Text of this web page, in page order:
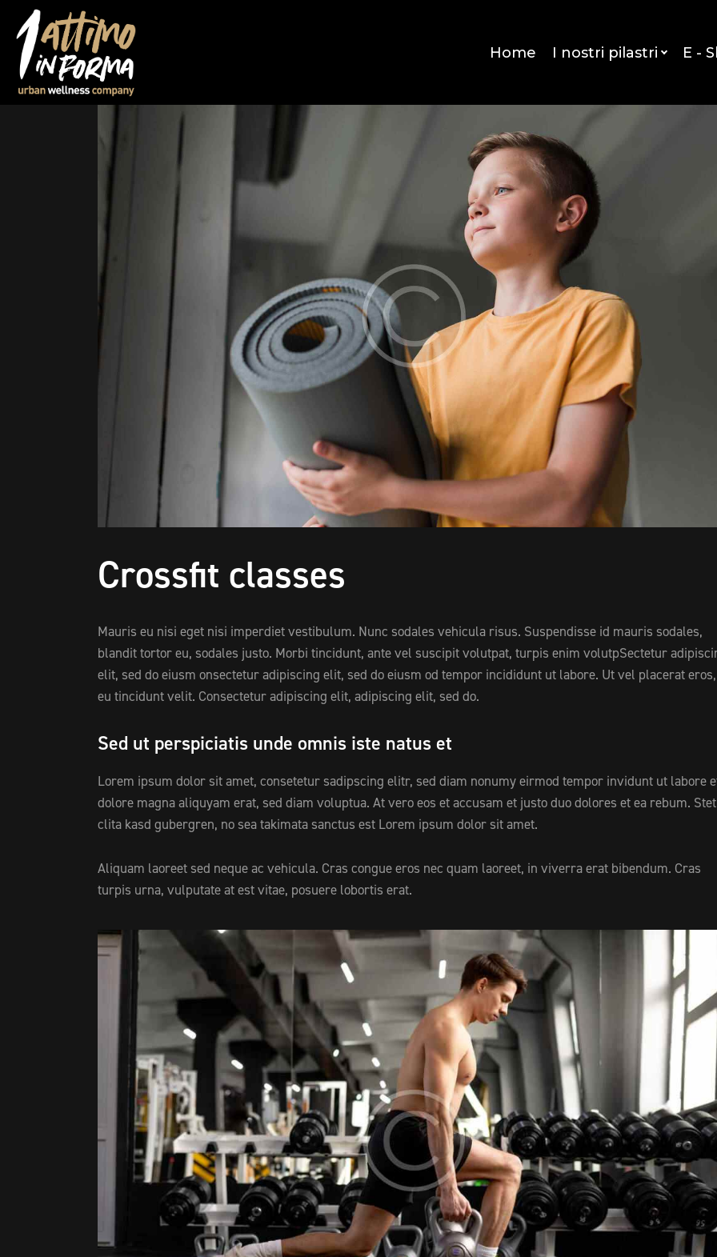
Home I nostri pilastri E -
Crossfit classes
Mauris eu nisi eget nisi imperdiet vestibulum. Nunc sodales vehicula risus. Suspendisse id mauris sodales,
blandit tortor eu, sodales justo. Morbi tincidunt, ante vel suscipit volutpat, turpis enim volutpSectetur
elit, sed do eiusm onsectetur adipiscing elit, sed do eiusm od tempor incididunt ut labore. Ut vel placerat eros,
eu tincidunt velit. Consectetur adipiscing elit, adipiscing elit, sed do.
Sed ut perspiciatis unde omnis iste natus et
Lorem ipsum dolor sit amet, consetetur sadipscing elitr, sed diam nonumy eirmod tempor invidunt ut labore
dolore magna aliquyam erat, sed diam voluptua. At vero eos et accusam et justo duo dolores et ea rebum. Stet
clita kasd gubergren, no sea takimata sanctus est Lorem ipsum dolor sit amet.
Aliquam laoreet sed neque ac vehicula. Cras congue eros nec quam laoreet, in viverra erat bibendum. Cras
turpis urna, vulputate at est vitae, posuere lobortis erat.